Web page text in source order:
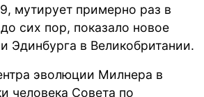
мутирует примерно раз в
сих пор, показало новое
Эдинбурга в Великобритании.
эволюции Милнера в
человека Совета по